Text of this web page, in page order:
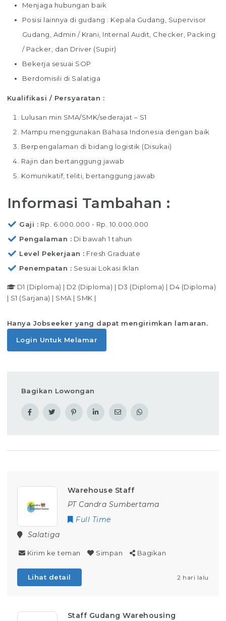
Menjaga hubungan baik
Posisi lainnya di gudang : Kepala Gudang, Supervisor
Gudang, Admin / Krani, Internal Audit, Checker, Packing
/ Packer, dan Driver (Supir)
Bekerja sesuai SOP
Berdomisili di Salatiga
Kualifikasi / Persyaratan :
Lulusan min SMA/SMK/sederajat – S1
Mampu menggunakan Bahasa Indonesia dengan baik
Berpengalaman di bidang logistik (Disukai)
Rajin dan bertanggung jawab
Komunikatif, teliti, bertanggung jawab
Informasi Tambahan :
Gaji
Rp. 6.000.000 - Rp. 10.000.000
Pengalaman
Di bawah 1 tahun
Level Pekerjaan
Fresh Graduate
Penempatan
Sesuai Lokasi Iklan
D1 (Diploma) | D2 (Diploma) | D3 (Diploma) | D4 (Diploma)
| S1 (Sarjana) | SMA | SMK |
Hanya Jobseeker yang dapat mengirimkan lamaran.
Login Untuk Melamar
Bagikan Lowongan
Warehouse Staff
PT Candra Sumbertama
Full Time
Salatiga
Kirim ke teman Simpan Bagikan
Lihat detail 2 hari lalu
Staff Gudang Warehousing